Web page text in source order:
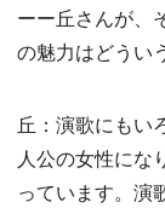
ーー丘さんが、
の魅力はどうい
丘：演歌にもい
人公の女性にな
っています。演